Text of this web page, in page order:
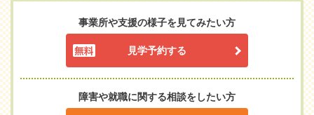
事業所や支援の様子を見てみたい方
見学予約する
障害や就職に関する相談をしたい方